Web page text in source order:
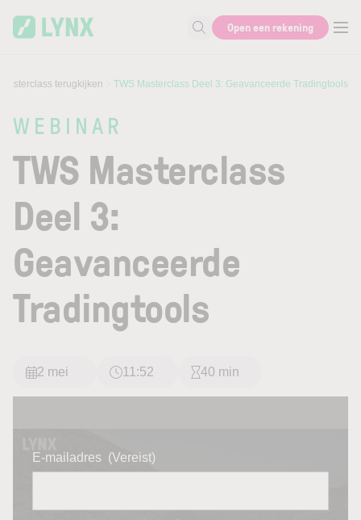
Zoek naar informatie
Open een rekening
terugkijken TWS Masterclass Deel 3: Geavanceerde Tradingtools
WEBINAR
TWS Masterclass
Deel 3:
Geavanceerde
Tradingtools
2 mei 11:52 40 min
E-mailadres (Vereist)